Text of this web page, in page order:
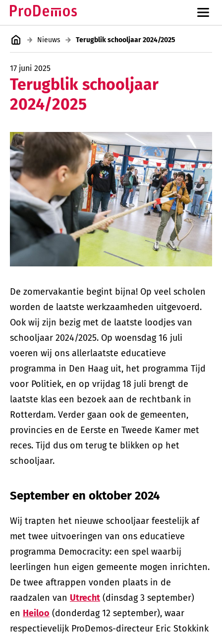
Nieuws Terugblik schooljaar 2024/2025
17 juni 2025
Terugblik schooljaar
2024/2025
De zomervakantie begint bijna! Op veel scholen
worden de laatste werkzaamheden uitgevoerd.
Ook wij zijn bezig met de laatste loodjes van
schooljaar 2024/2025. Op woensdag 16 juli
voeren wij ons allerlaatste educatieve
programma in Den Haag uit, het programma Tijd
voor Politiek, en op vrijdag 18 juli brengt de
laatste klas een bezoek aan de rechtbank in
Rotterdam. Verder gaan ook de gemeenten,
provincies en de Eerste en Tweede Kamer met
reces. Tijd dus om terug te blikken op het
schooljaar.
September en oktober 2024
Wij trapten het nieuwe schooljaar feestelijk af
met twee uitvoeringen van ons educatieve
programma Democracity: een spel waarbij
leerlingen hun eigen gemeente mogen inrichten.
De twee aftrappen vonden plaats in de
raadzalen van Utrecht (dinsdag 3 september)
en Heiloo (donderdag 12 september), waar
respectievelijk ProDemos-directeur Eric Stokkink